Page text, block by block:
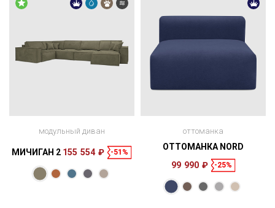
модульный диван
МИЧИГАН 2 155 554 ₽ -51%
оттоманка
ОТТОМАНКА NORD
99 990 ₽
-25%